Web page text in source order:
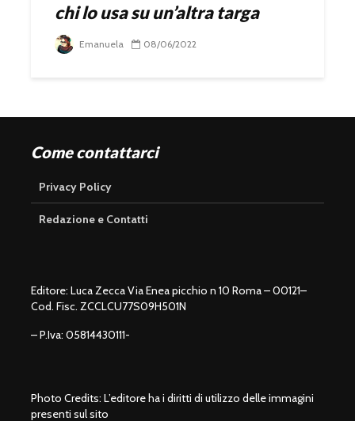
chi lo usa su un’altra targa
Emanuela 08/06/2022
Come contattarci
Privacy Policy
Redazione e Contatti
Editore: Luca Zecca Via Enea picchio n 10 Roma – 00121–
Cod. Fisc. ZCCLCU77S09H501N
– P.Iva: 05814430111-
Photo Credits: L’editore ha i diritti di utilizzo delle immagini
presenti sul sito